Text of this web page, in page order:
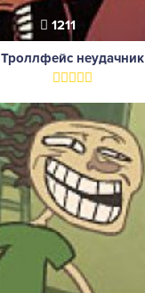
1211
Троллфейс неудачник